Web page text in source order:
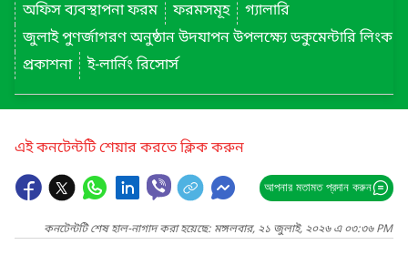
অফিস ব্যবস্থাপনা ফরম
ফরমসমূহ
গ্যালারি
জুলাই পুণর্জাগরণ অনুষ্ঠান উদযাপন উপলক্ষ্যে ডকুমেন্টারি লিংক
প্রকাশনা
ই-লার্নিং রিসোর্স
এই কনটেন্টটি শেয়ার করতে ক্লিক করুন
আপনার মতামত প্রদান করুন
কনটেন্টটি শেষ হাল-নাগাদ করা হয়েছে: মঙ্গলবার, ২১ জুলাই, ২০২৬ এ ০৩:৩৬ PM